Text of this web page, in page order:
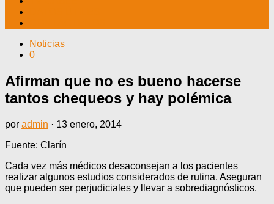
Noticias
0
Afirman que no es bueno hacerse
tantos chequeos y hay polémica
por admin · 13 enero, 2014
Fuente: Clarín
Cada vez más médicos desaconsejan a los pacientes
realizar algunos estudios considerados de rutina. Aseguran
que pueden ser perjudiciales y llevar a sobrediagnósticos.